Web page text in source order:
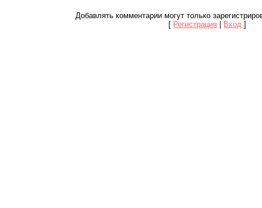
Добавлять комментарии могут только
[ Регистрация Вход ]